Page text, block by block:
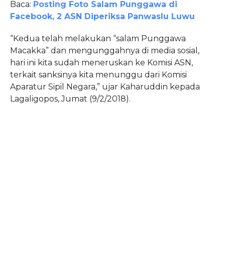
Baca: Posting Foto Salam Punggawa di
Facebook, 2 ASN Diperiksa Panwaslu Luwu
“Kedua telah melakukan “salam Punggawa
Macakka” dan mengunggahnya di media sosial,
hari ini kita sudah meneruskan ke Komisi ASN,
terkait sanksinya kita menunggu dari Komisi
Aparatur Sipil Negara,” ujar Kaharuddin kepada
Lagaligopos, Jumat (9/2/2018).